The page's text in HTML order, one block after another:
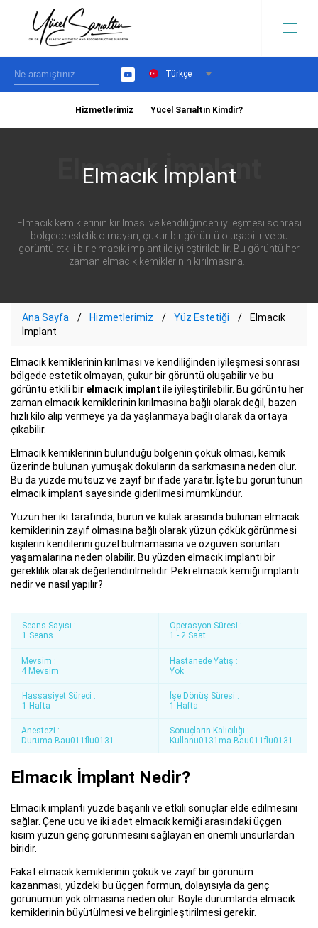
YouTubeTürkçe
Hizmetlerimiz Yücel Sarıaltın Kimdir?
Elmacık İmplant
Elmacık kemiklerinin kırılması ve kendiliğinden iyileşmesi sonrası
bölgede estetik olmayan, çukur bir görüntü oluşabilir ve bu
görüntü etkili bir elmacık implant ile iyileştirilebilir. Bu görüntü her
zaman elmacık kemiklerinin kırılmasına...
Ana Sayfa Hizmetlerimiz Yüz Estetiği
Elmacık
İmplant
Elmacık kemiklerinin kırılması ve kendiliğinden iyileşmesi sonrası
bölgede estetik olmayan, çukur bir görüntü oluşabilir ve bu
görüntü etkili bir elmacık implant ile iyileştirilebilir. Bu görüntü her
zaman elmacık kemiklerinin kırılmasına bağlı olarak değil, bazen
hızlı kilo alıp vermeye ya da yaşlanmaya bağlı olarak da ortaya
çıkabilir.
Elmacık kemiklerinin bulunduğu bölgenin çökük olması, kemik
üzerinde bulunan yumuşak dokuların da sarkmasına neden olur.
Bu da yüzde mutsuz ve zayıf bir ifade yaratır. İşte bu görüntünün
elmacık implant sayesinde giderilmesi mümkündür.
Yüzün her iki tarafında, burun ve kulak arasında bulunan elmacık
kemiklerinin zayıf olmasına bağlı olarak yüzün çökük görünmesi
kişilerin kendilerini güzel bulmamasına ve özgüven sorunları
yaşamalarına neden olabilir. Bu yüzden elmacık implantı bir
gereklilik olarak değerlendirilmelidir. Peki elmacık kemiği implantı
nedir ve nasıl yapılır?
Seans Sayısı :
1 Seans
Operasyon Süresi :
1 - 2 Saat
Mevsim :
4 Mevsim
Hastanede Yatış :
Yok
Hassasiyet Süreci :
1 Hafta
İşe Dönüş Süresi :
1 Hafta
Anestezi :
Duruma Bau011flu0131
Sonuçların Kalıcılığı :
Kullanu0131ma Bau011flu0131
Elmacık İmplant Nedir?
Elmacık implantı yüzde başarılı ve etkili sonuçlar elde edilmesini
sağlar. Çene ucu ve iki adet elmacık kemiği arasındaki üçgen
kısım yüzün genç görünmesini sağlayan en önemli unsurlardan
biridir.
Fakat elmacık kemiklerinin çökük ve zayıf bir görünüm
kazanması, yüzdeki bu üçgen formun, dolayısıyla da genç
görünümün yok olmasına neden olur. Böyle durumlarda elmacık
kemiklerinin büyütülmesi ve belirginleştirilmesi gerekir.